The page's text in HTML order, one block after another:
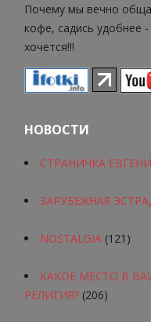
Почему мы вечно
кофе, садись удобнее
хочется!!!
НОВОСТИ
СТРАНИЧКА
ЗАРУБЕЖНАЯ
NOSTALGIA (121)
КАКОЕ МЕСТО В
РЕЛИГИЯ? (206)